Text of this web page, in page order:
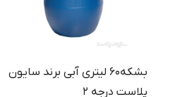
بشکه۶۰ لیتری آبی برند سایون
پلاست درجه 2